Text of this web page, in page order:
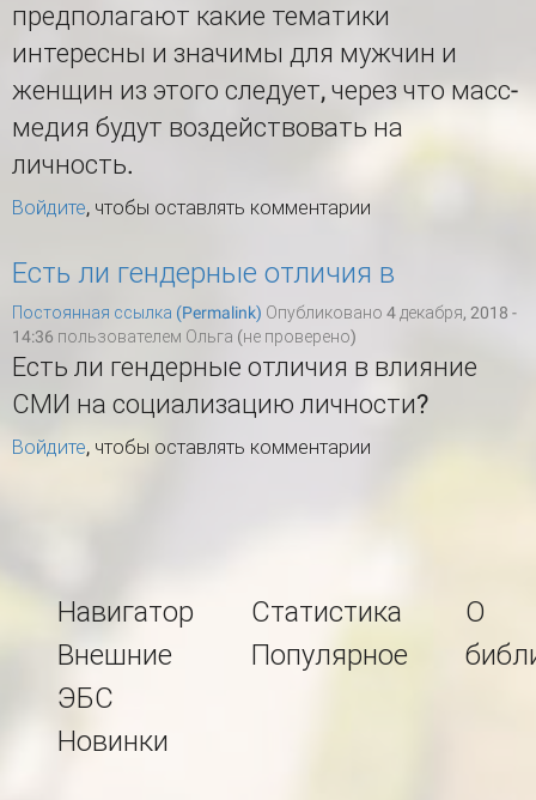
предполагают какие тематики
интересны и значимы для мужчин и
женщин из этого следует, через что масс-
медия будут воздействовать на
личность.
Войдите, чтобы оставлять комментарии
Есть ли гендерные отличия в
Постоянная ссылка (Permalink) Опубликовано 4 декабря, 2018 -
14:36 пользователем Ольга (не проверено)
Есть ли гендерные отличия в влияние
СМИ на социализацию личности?
Войдите, чтобы оставлять комментарии
Навигатор
Внешние
ЭБС
Новинки
Статистика
Популярное
О